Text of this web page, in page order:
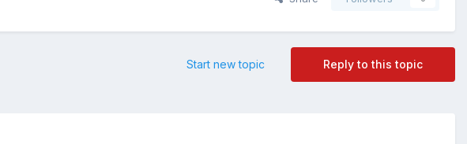
Reply to this topic
Start new topic